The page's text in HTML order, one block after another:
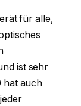
für alle,
ist sehr
hat auch